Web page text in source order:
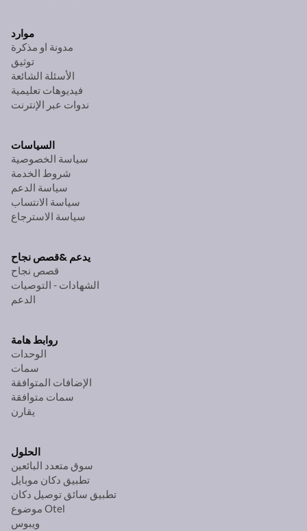
موارد
مدونة او مذكرة
توثيق
الأسئلة الشائعة
فيديوهات تعليمية
ندوات عبر الإنترنت
السياسات
سياسة الخصوصية
شروط الخدمة
سياسة الدعم
سياسة الانتساب
سياسة الاسترجاع
يدعم &قصص نجاح
قصص نجاح
الشهادات - التوصيات
الدعم
روابط هامة
الوحدات
سمات
الإضافات المتوافقة
سمات متوافقة
يقارن
الحلول
سوق متعدد البائعين
تطبيق دكان موبايل
تطبيق سائق توصيل دكان
موضوع Otel
ويبوس